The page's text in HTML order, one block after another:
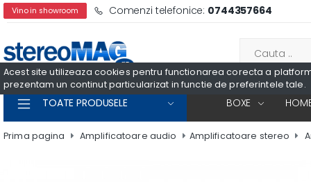
Acest site utilizeaza cookies pentru functionarea corecta a
prezentam un continut particularizat in functie de preferintele tale.
Vino in showroom Comenzi telefonice: 0744357664
TOATE PRODUSELE BOXE
Prima pagina Amplificatoare audio Amplificatoare stereo